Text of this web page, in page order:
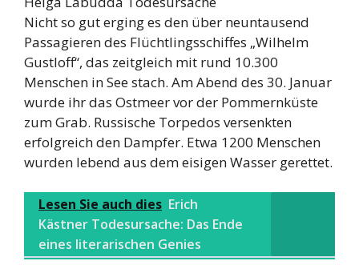
Nicht so gut erging es den über neuntausend
Passagieren des Flüchtlingsschiffes „Wilhelm
Gustloff“, das zeitgleich mit rund 10.300
Menschen in See stach. Am Abend des 30. Januar
wurde ihr das Ostmeer vor der Pommernküste
zum Grab. Russische Torpedos versenkten
erfolgreich den Dampfer. Etwa 1200 Menschen
wurden lebend aus dem eisigen Wasser gerettet.
Lesen Sie auch dies Erich
Kästner Todesursache: Das Ende
eines literarischen Genies